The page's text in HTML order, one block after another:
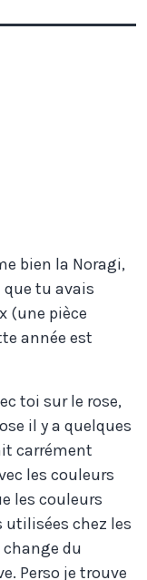
bien la Noragi,
que tu avais
(une pièce
année est
toi sur le rose,
il y a quelques
carrément
les couleurs
les couleurs
chez les
change du
Perso je trouve